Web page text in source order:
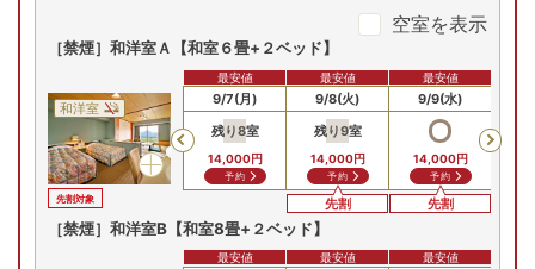
空室を表示
［禁煙］和洋室Ａ【和室６畳+２ベッド】
和洋室
先割対象
Previous
9/5(土) 9/6(日)
9/7(月)
残り8室
14,000円
予約
最安値
9/8(火)
残り9室
14,000円
予約
先割
最安値
9/9(水)
14,000円
予約
先割
最安値
［禁煙］和洋室B【和室8畳+２ベッド】
最安値 最安値 最安値